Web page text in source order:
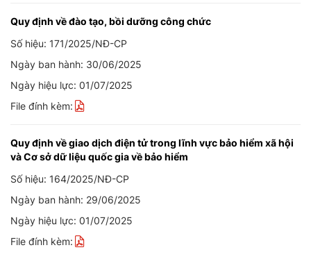
Quy định về đào tạo, bồi dưỡng công chức
Số hiệu: 171/2025/NĐ-CP
Ngày ban hành: 30/06/2025
Ngày hiệu lực: 01/07/2025
File đính kèm:
Quy định về giao dịch điện tử trong lĩnh vực bảo hiểm xã hội
và Cơ sở dữ liệu quốc gia về bảo hiểm
Số hiệu: 164/2025/NĐ-CP
Ngày ban hành: 29/06/2025
Ngày hiệu lực: 01/07/2025
File đính kèm: